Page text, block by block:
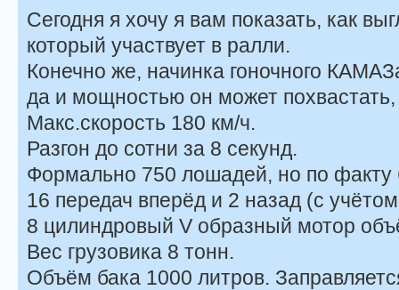
Сегодня я хочу я вам показать, как
который участвует в ралли.
Конечно же, начинка гоночного
да и мощностью он может
Макс.скорость 180 км/ч.
Разгон до сотни за 8 секунд.
Формально 750 лошадей, но по факту
16 передач вперёд и 2 назад (с
8 цилиндровый V образный мотор
Вес грузовика 8 тонн.
Объём бака 1000 литров.